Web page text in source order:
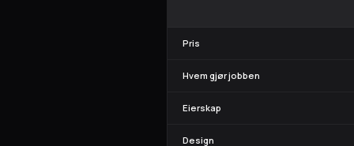
Pris
Hvem gjør jobben
Eierskap
Design